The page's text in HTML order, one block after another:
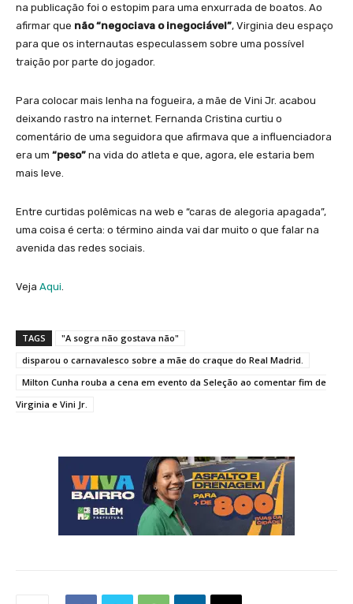
na publicação foi o estopim para uma enxurrada de boatos. Ao
afirmar que não “negociava o inegociável”, Virginia deu espaço
para que os internautas especulassem sobre uma possível
traição por parte do jogador.
Para colocar mais lenha na fogueira, a mãe de Vini Jr. acabou
deixando rastro na internet. Fernanda Cristina curtiu o
comentário de uma seguidora que afirmava que a influenciadora
era um “peso” na vida do atleta e que, agora, ele estaria bem
mais leve.
Entre curtidas polêmicas na web e “caras de alegoria apagada”,
uma coisa é certa: o término ainda vai dar muito o que falar na
avenida das redes sociais.
Veja Aqui
TAGS
"A sogra não gostava não"
disparou o carnavalesco sobre a mãe do craque do Real Madrid.
Milton Cunha rouba a cena em evento da Seleção ao comentar fim de
Virginia e Vini Jr.